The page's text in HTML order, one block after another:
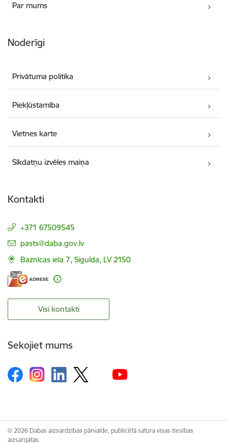
Par mums
Noderīgi
Privātuma politika
Piekļūstamība
Vietnes karte
Sīkdatņu izvēles maiņa
Kontakti
+371 67509545
E-pasts:
pasts@daba.gov.lv
Baznīcas iela 7, Sigulda, LV 2150
Visi kontakti
Sekojiet mums
© 2026 Dabas aizsardzības pārvalde, publicētā satura visas tiesības
aizsargātas.